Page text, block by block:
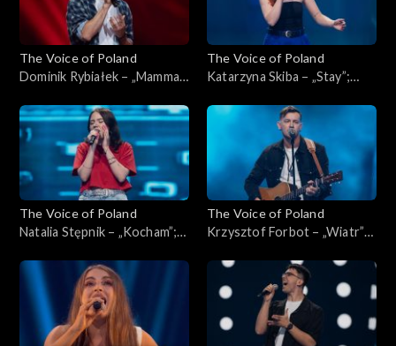
The Voice of Poland
Dominik Rybiałek – „Mamma
Przesłuchania w ciemno, 4
października 2025
The Voice of Poland
Katarzyna Skiba – „Stay”;
Przesłuchania w ciemno, 4
października 2025
The Voice of Poland
Natalia Stępnik – „Kocham”;
Przesłuchania w ciemno, 27
września 2025
The Voice of Poland
Krzysztof Forbot – „Wiatr”;
Przesłuchania w ciemno, 27
września 2025